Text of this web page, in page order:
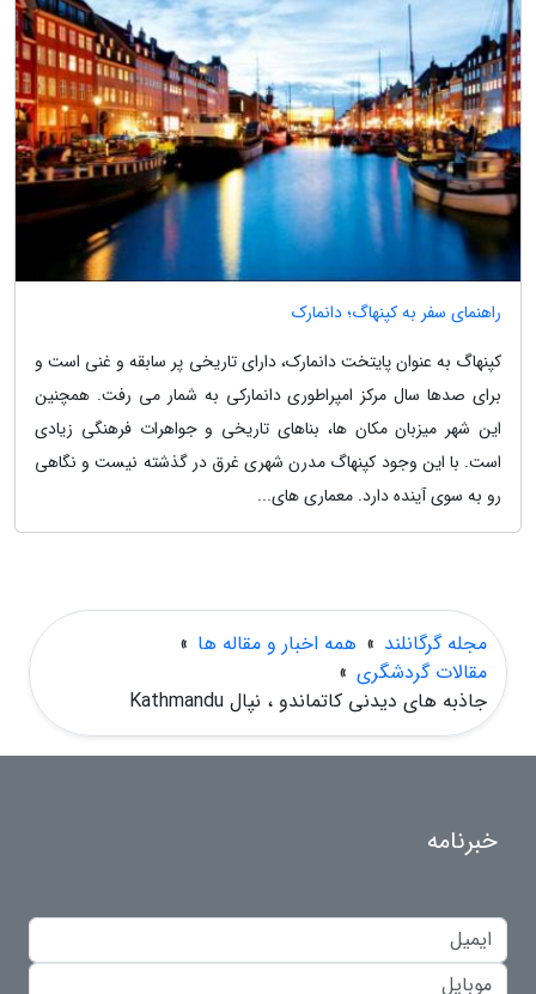
راهنمای سفر به کپنهاگ؛ دانمارک
کپنهاگ به عنوان پایتخت دانمارک، دارای تاریخی پر سابقه و غنی است و
برای صدها سال مرکز امپراطوری دانمارکی به شمار می رفت. همچنین
این شهر میزبان مکان ها، بناهای تاریخی و جواهرات فرهنگی زیادی
است. با این وجود کپنهاگ مدرن شهری غرق در گذشته نیست و نگاهی
رو به سوی آینده دارد. معماری های...
مجله گرگانلند » همه اخبار و مقاله ها »
مقالات گردشگری »
جاذبه های دیدنی کاتماندو ، نپال Kathmandu
خبرنامه